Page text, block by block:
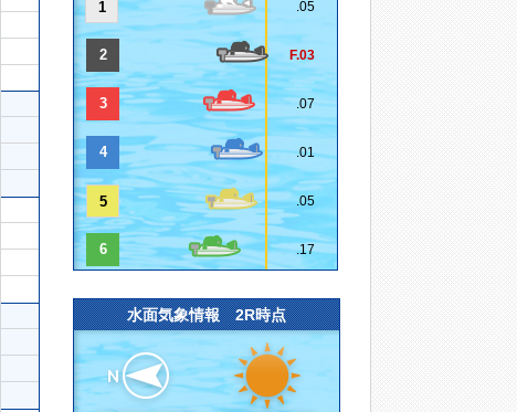
1 .05
2 F.03
3 .07
4 .01
5 .05
6 .17
水面気象情報 2R時点